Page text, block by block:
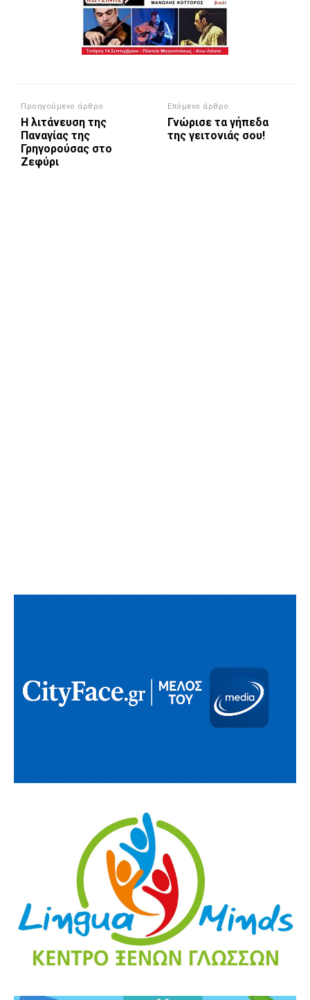
Προηγούμενο άρθρο
Η λιτάνευση της
Παναγίας της
Γρηγορούσας στο
Ζεφύρι
Επόμενο άρθρο
Γνώρισε τα γήπεδα
της γειτονιάς σου!